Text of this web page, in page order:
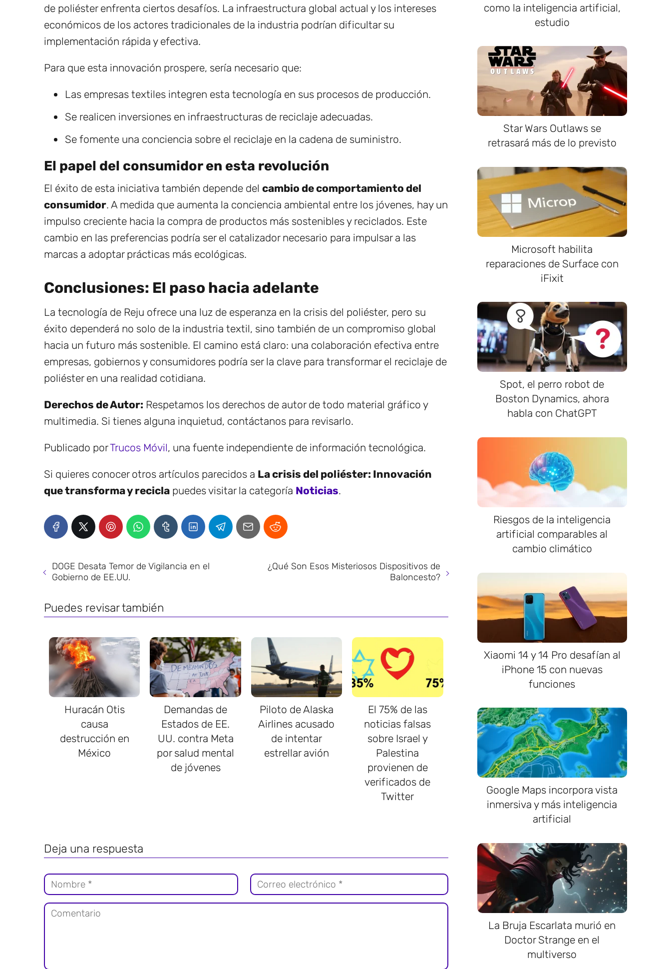
de poliéster enfrenta ciertos desafíos. La infraestructura global actual y los intereses
económicos de los actores tradicionales de la industria podrían dificultar su
implementación rápida y efectiva.
Para que esta innovación prospere, sería necesario que:
Las empresas textiles integren esta tecnología en sus procesos de producción.
Se realicen inversiones en infraestructuras de reciclaje adecuadas.
Se fomente una conciencia sobre el reciclaje en la cadena de suministro.
El papel del consumidor en esta revolución
El éxito de esta iniciativa también depende del cambio de comportamiento del
consumidor. A medida que aumenta la conciencia ambiental entre los jóvenes, hay un
impulso creciente hacia la compra de productos más sostenibles y reciclados. Este
cambio en las preferencias podría ser el catalizador necesario para impulsar a las
marcas a adoptar prácticas más ecológicas.
Conclusiones: El paso hacia adelante
La tecnología de Reju ofrece una luz de esperanza en la crisis del poliéster, pero su
éxito dependerá no solo de la industria textil, sino también de un compromiso global
hacia un futuro más sostenible. El camino está claro: una colaboración efectiva entre
empresas, gobiernos y consumidores podría ser la clave para transformar el reciclaje de
poliéster en una realidad cotidiana.
Derechos de Autor: Respetamos los derechos de autor de todo material gráfico y
multimedia. Si tienes alguna inquietud, contáctanos para revisarlo.
Publicado porTrucos Móvil, una fuente independiente de información tecnológica.
Si quieres conocer otros artículos parecidos a La crisis del poliéster: Innovación
que transforma y recicla puedes visitar la categoría Noticias.
DOGE Desata Temor de Vigilancia en el
Gobierno de EE.UU.
¿Qué Son Esos Misteriosos Dispositivos de
Baloncesto?
Puedes revisar también
Huracán Otis
causa
destrucción en
México
Demandas de
Estados de EE.
UU. contra Meta
por salud mental
de jóvenes
Piloto de Alaska
Airlines acusado
de intentar
estrellar avión
El 75% de las
noticias falsas
sobre Israel y
Palestina
provienen de
verificados de
Twitter
Deja una respuesta
como la inteligencia artificial,
estudio
Star Wars Outlaws se
retrasará más de lo previsto
Microsoft habilita
reparaciones de Surface con
iFixit
Spot, el perro robot de
Boston Dynamics, ahora
habla con ChatGPT
Riesgos de la inteligencia
artificial comparables al
cambio climático
Xiaomi 14 y 14 Pro desafían al
iPhone 15 con nuevas
funciones
Google Maps incorpora vista
inmersiva y más inteligencia
artificial
La Bruja Escarlata murió en
Doctor Strange en el
multiverso